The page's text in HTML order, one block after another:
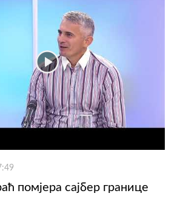
помјера сајбер границе